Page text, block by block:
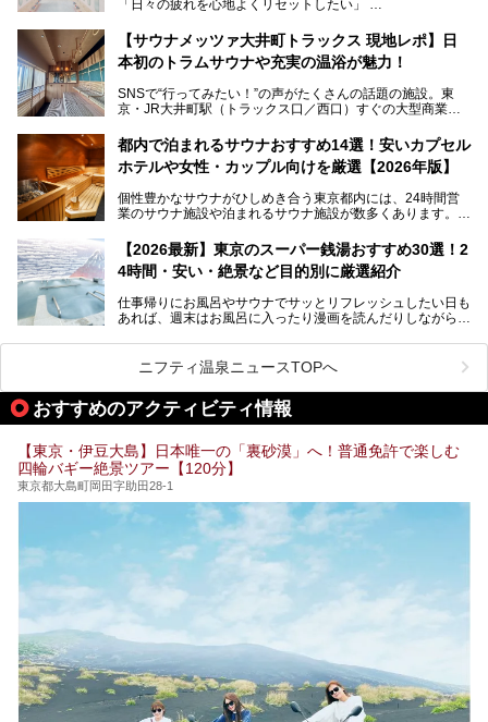
す。充実した設備があるのに、基本の入浴料が銭湯価格の5
「日々の疲れを心地よくリセットしたい」
となっている新しいスタイルの銭湯です。
最近、SNSやメディアで「デザイナーズ銭湯」や「ネオ銭
本記事では、そもそもこれらがどんな銭湯なのか、その気に
いおしゃれな名店15選を、おすすめの順番で一挙にご紹介
します。
【サウナメッツァ大井町トラックス 現地レポ】日
本初のトラムサウナや充実の温浴が魅力！
SNSで“行ってみたい！”の声がたくさんの話題の施設。東
京・JR大井町駅（トラックス口／西口）すぐの大型商業施
ツァ大井町トラックス」がニューオープン。施設の様子をレ
ポ―トします。
都内で泊まれるサウナおすすめ14選！安いカプセル
ホテルや女性・カップル向けを厳選【2026年版】
個性豊かなサウナがひしめき合う東京都内には、24時間営
業のサウナ施設や泊まれるサウナ施設が数多くあります。
を旅の目的とする「サ旅」や自分へのご褒美のための宿泊な
ど、自分の好きなタイミングで好きなだけサ活ができるのが
魅力です。
最近では、男性専用施設だけでなく、カップルや女性に嬉し
い個室サウナも増えてきました。
ら、特におすすめしたい施設14選をご紹介します。
してみてください。
【2026最新】東京のスーパー銭湯おすすめ30選！2
4時間・安い・絶景など目的別に厳選紹介
仕事帰りにお風呂やサウナでサッとリフレッシュしたい日も
あれば、週末はお風呂に入ったり漫画を読んだりしながら一
また、終電を逃してしまい、「このまま朝までゆっくりでき
る場所があれば」と探した経験がある人も多いのではないで
しょうか。
そこで本記事では、東京でおすすめのスーパー銭湯を、目的
24時間営業で宿泊できる施設や、1,000円以下で楽しめる安
い施設、デートや休日レジャーにもぴったりなエンタメ要素
が充実した施設など、利用のシーンに合わせて参考にしてく
ださい。
ニフティ温泉ニュースTOPへ
おすすめのアクティビティ情報
【東京・伊豆大島】日本唯一の「裏砂漠」へ！普通免許で楽しむ
四輪バギー絶景ツアー【120分】
東京都大島町岡田字助田28-1